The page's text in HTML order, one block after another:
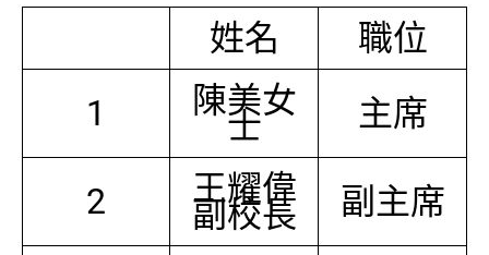
姓名
職位
1
陳美女
士 主席
2 王耀偉
副校長 副主席